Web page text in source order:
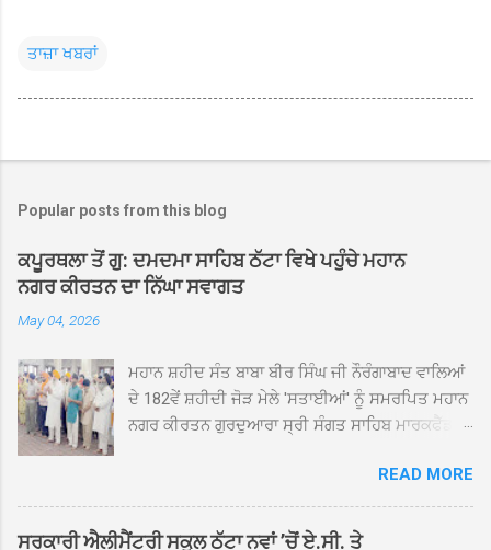
ਤਾਜ਼ਾ ਖਬਰਾਂ
Popular posts from this blog
ਕਪੂਰਥਲਾ ਤੋਂ ਗੁ: ਦਮਦਮਾ ਸਾਹਿਬ ਠੱਟਾ ਵਿਖੇ ਪਹੁੰਚੇ ਮਹਾਨ
ਨਗਰ ਕੀਰਤਨ ਦਾ ਨਿੱਘਾ ਸਵਾਗਤ
May 04, 2026
ਮਹਾਨ ਸ਼ਹੀਦ ਸੰਤ ਬਾਬਾ ਬੀਰ ਸਿੰਘ ਜੀ ਨੌਰੰਗਾਬਾਦ ਵਾਲਿਆਂ
ਦੇ 182ਵੇਂ ਸ਼ਹੀਦੀ ਜੋੜ ਮੇਲੇ 'ਸਤਾਈਆਂ' ਨੂੰ ਸਮਰਪਿਤ ਮਹਾਨ
ਨਗਰ ਕੀਰਤਨ ਗੁਰਦੁਆਰਾ ਸ੍ਰੀ ਸੰਗਤ ਸਾਹਿਬ ਮਾਰਕਫੈੱਡ
ਸਰਪ੍ਰਸਤੀ ਹੇਠ, ਪੰਜ ਪਿਆਰਿਆਂ ਦੀ ਅਗਵਾਈ ਵਿੱਚ
ਮਹੱਲਾ ਸੰਤਪੁਰਾ ਤੋਂ ਪ੍ਰਾਰੰਭ ਹੋ ਕੇ ਪਿੰਡ ਭਗਤਪੁਰ,
ਭਗਵਾਨਪੁਰ, ਝੁੱਗੀਆਂ ਗੁਲਾਮ, ਮਜਾਦਪੁਰ, ਕੁੱਲੀਆਂ, ਰੱਤਾ ਨੌ
READ MORE
ਸਰਕਾਰੀ ਐਲੀਮੈਂਟਰੀ ਸਕੂਲ ਠੱਟਾ ਨਵਾਂ ’ਚੋਂ ਏ.ਸੀ. ਤੇ